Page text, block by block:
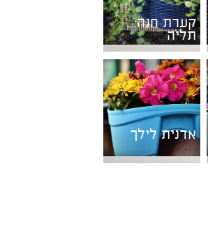
קערת חנה
תליה
אדנית לילך